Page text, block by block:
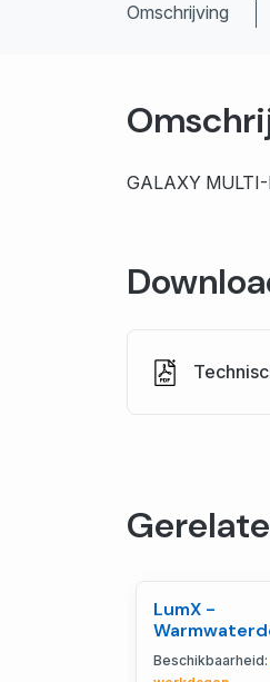
Omschrijving
GALAXY
LumX -
W (EX SW
42200
Beschikbaarheid: